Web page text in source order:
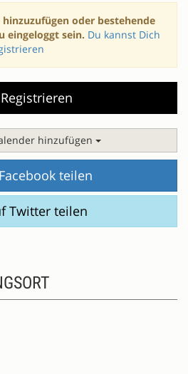
hinzuzufügen oder bestehende
eingeloggt sein. Du kannst Dich
Registrieren
hinzufügen
teilen
Twitter teilen